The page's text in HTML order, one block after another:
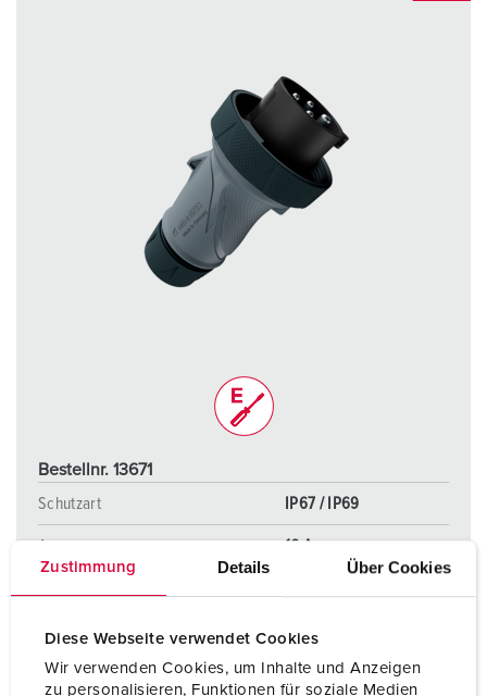
Zustimmung Details Über Cookies
Diese Webseite verwendet Cookies
Wir verwenden Cookies, um Inhalte und Anzeigen
zu personalisieren, Funktionen für soziale Medien
Bestellnr. 13671
Schutzart
IP67 / IP69
Ampere 16 A
Volt 600 - 690 V
Anschlusstechnik
Schraubanschlusstechni